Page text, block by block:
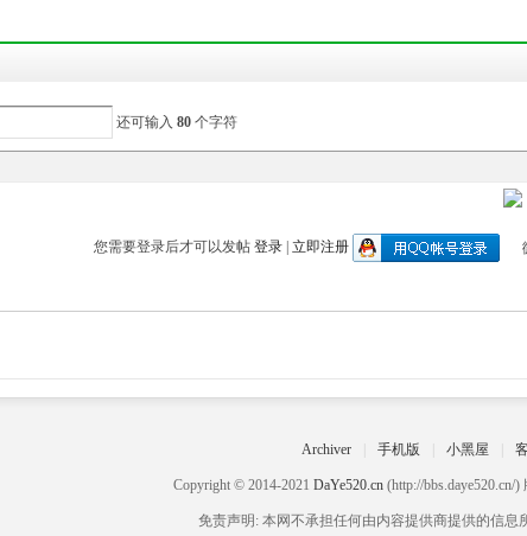
还可输入 80 个字符
您需要登录后才可以发帖 登录| 立即注册
Archiver 手机版 小黑屋
Copyright © 2014-2021 DaYe520.cn(http://bbs.daye520.cn/)
免责声明: 本网不承担任何由内容提供商提供的信息